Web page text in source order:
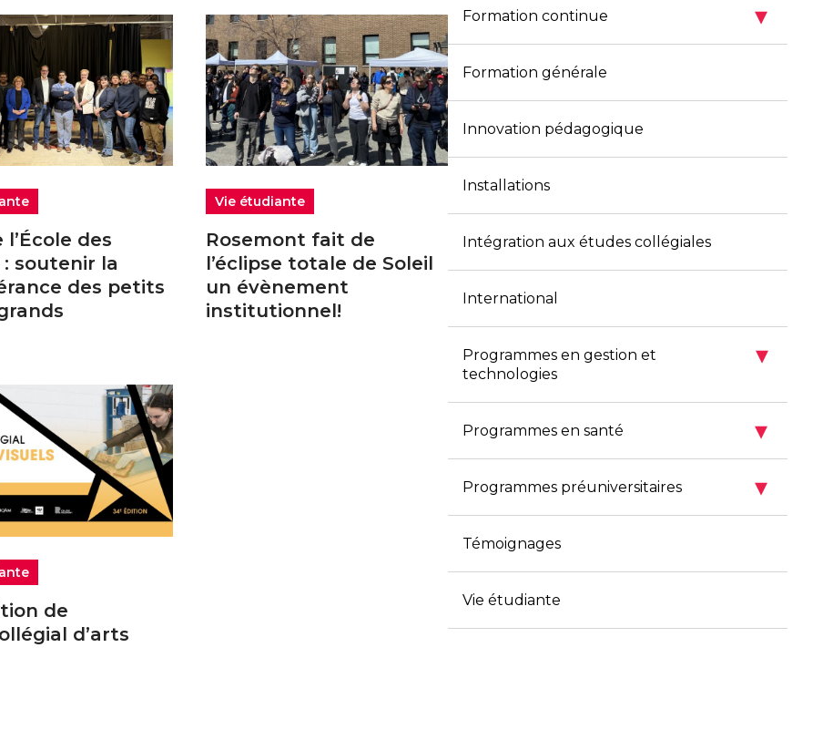
l’École des
: soutenir la
des petits
Vie étudiante
Rosemont fait de
l’éclipse totale de Soleil
un évènement
institutionnel!
de
d’arts
Formation continue ▾
Formation générale
Innovation pédagogique
Installations
Intégration aux études collégiales
International
Programmes en gestion et
technologies
▾
Programmes en santé ▾
Programmes préuniversitaires ▾
Témoignages
Vie étudiante